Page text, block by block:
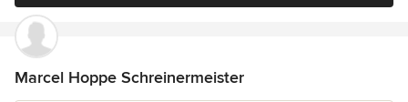
Marcel Hoppe Schreinermeister